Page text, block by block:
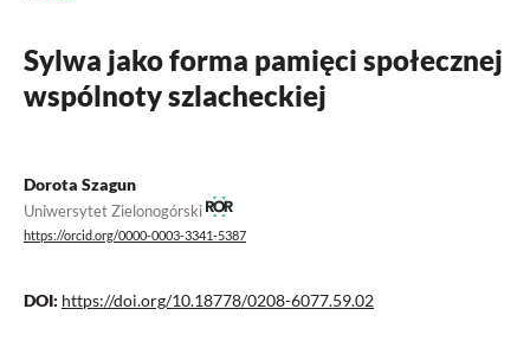
Sylwa jako forma pamięci społecznej
wspólnoty szlacheckiej
Dorota Szagun
Uniwersytet Zielonogórski
https://orcid.org/0000-0003-3341-5387
DOI: https://doi.org/10.18778/0208-6077.59.02